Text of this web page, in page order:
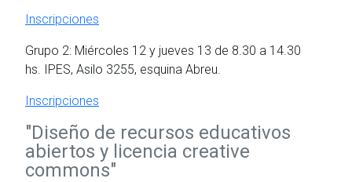
Inscripciones
Grupo 2: Miércoles 12 y jueves 13 de 8.30 a 14.30
hs. IPES, Asilo 3255, esquina Abreu.
Inscripciones
"Diseño de recursos educativos
abiertos y licencia creative
commons"